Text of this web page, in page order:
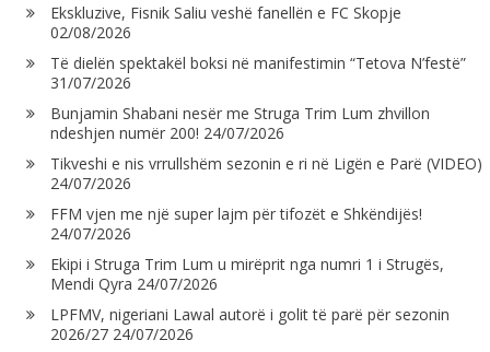
Ekskluzive, Fisnik Saliu veshë fanellën e FC Skopje
02/08/2026
Të dielën spektakël boksi në manifestimin “Tetova N’festë”
31/07/2026
Bunjamin Shabani nesër me Struga Trim Lum zhvillon
ndeshjen numër 200! 24/07/2026
Tikveshi e nis vrrullshëm sezonin e ri në Ligën e Parë (VIDEO)
24/07/2026
FFM vjen me një super lajm për tifozët e Shkëndijës!
24/07/2026
Ekipi i Struga Trim Lum u mirëprit nga numri 1 i Strugës,
Mendi Qyra 24/07/2026
LPFMV, nigeriani Lawal autorë i golit të parë për sezonin
2026/27 24/07/2026